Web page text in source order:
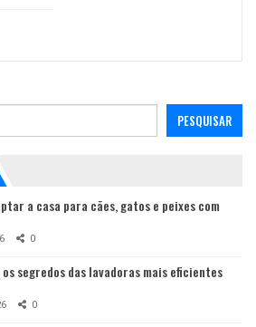
PESQUISAR
a casa para cães, gatos e peixes com
0
segredos das lavadoras mais eficientes
0